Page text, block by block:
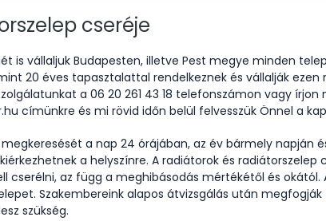
cseréje
is vállaljuk Budapesten, illetve Pest megye minden
20 éves tapasztalattal rendelkeznek és vállalják
a 06 20 261 43 18 telefonszámon vagy írjon
címünkre és mi rövid időn belül felvesszük Önnel a
a nap 24 órájában, az év bármely napján
a helyszínre. A radiátorok és radiátorszelep
cserélni, az függ a meghibásodás mértékétől és okától.
Szakembereink alapos átvizsgálás után
szükség.